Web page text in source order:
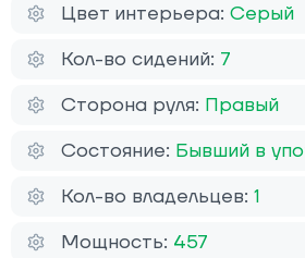
Цвет интерьера: Серый
Кол-во сидений: 7
Сторона руля: Правый
Состояние: Бывший в
Кол-во владельцев: 1
Мощность: 457